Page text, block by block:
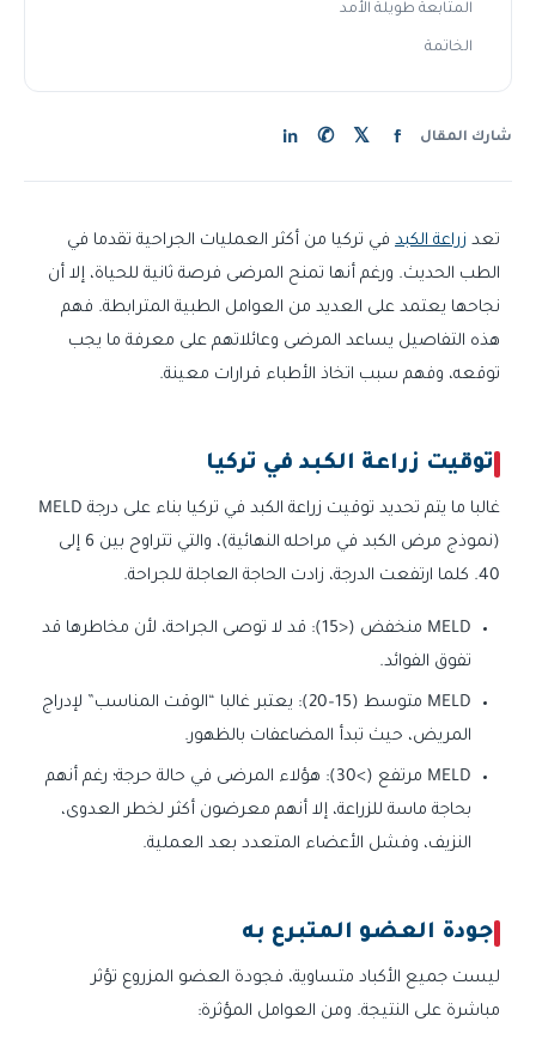
المتابعة طويلة الأمد
الخاتمة
شارك المقال f
𝕏
✆
in
تعد زراعة الكبد في تركيا من أكثر العمليات الجراحية تقدما في
الطب الحديث. ورغم أنها تمنح المرضى فرصة ثانية للحياة، إلا أن
نجاحها يعتمد على العديد من العوامل الطبية المترابطة. فهم
هذه التفاصيل يساعد المرضى وعائلاتهم على معرفة ما يجب
توقعه، وفهم سبب اتخاذ الأطباء قرارات معينة.
توقيت زراعة الكبد في تركيا
غالبا ما يتم تحديد توقيت زراعة الكبد في تركيا بناء على درجة MELD
(نموذج مرض الكبد في مراحله النهائية)، والتي تتراوح بين 6 إلى
40. كلما ارتفعت الدرجة، زادت الحاجة العاجلة للجراحة.
MELD منخفض (<15): قد لا توصى الجراحة، لأن مخاطرها قد
تفوق الفوائد.
MELD متوسط (15–20): يعتبر غالبا “الوقت المناسب” لإدراج
المريض، حيث تبدأ المضاعفات بالظهور.
MELD مرتفع (>30): هؤلاء المرضى في حالة حرجة؛ رغم أنهم
بحاجة ماسة للزراعة، إلا أنهم معرضون أكثر لخطر العدوى،
النزيف، وفشل الأعضاء المتعدد بعد العملية.
جودة العضو المتبرع به
ليست جميع الأكباد متساوية، فجودة العضو المزروع تؤثر
مباشرة على النتيجة. ومن العوامل المؤثرة: